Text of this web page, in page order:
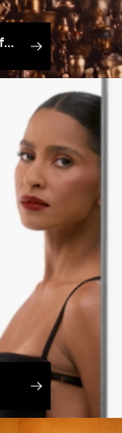
O Boticário - Malbec Eau de Parfum